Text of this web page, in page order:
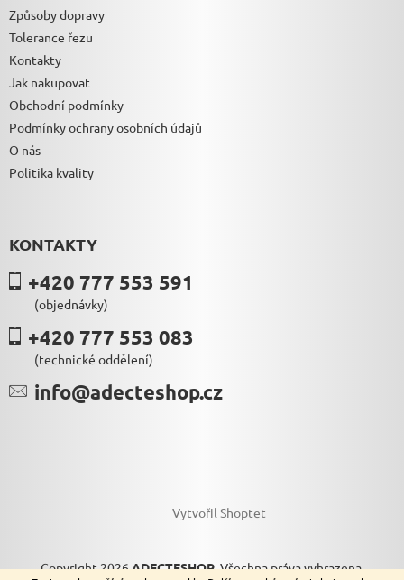
Způsoby dopravy
Tolerance řezu
Kontakty
Jak nakupovat
Obchodní podmínky
Podmínky ochrany osobních údajů
O nás
Politika kvality
KONTAKTY
+420 777 553 591
(objednávky)
+420 777 553 083
(technické oddělení)
info@adecteshop.cz
Vytvořil Shoptet
Copyright 2026 ADECTESHOP. Všechna práva vyhrazena.